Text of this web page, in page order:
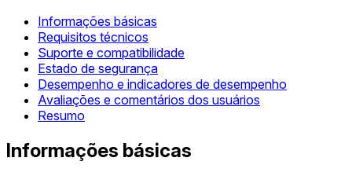
Informações básicas
Requisitos técnicos
Suporte e compatibilidade
Estado de segurança
Desempenho e indicadores de desempenho
Avaliações e comentários dos usuários
Resumo
Informações básicas